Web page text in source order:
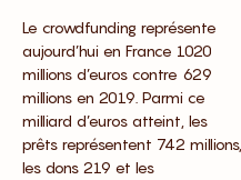
Le crowdfunding représente
aujourd’hui en France 1020
millions d’euros contre 629
millions en 2019. Parmi ce
milliard d’euros atteint, les
prêts représentent 742 millions,
les dons 219 et les